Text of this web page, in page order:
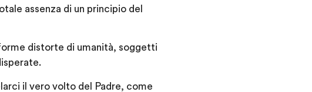
assenza di un principio del
distorte di umanità, soggetti
il vero volto del Padre, come